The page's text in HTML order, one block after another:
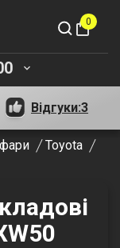
shopping_bag
0
keyboard_arrow_down
Відгуки:3
Toyota